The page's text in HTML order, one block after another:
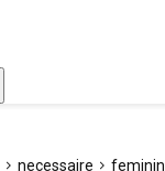
necessaire